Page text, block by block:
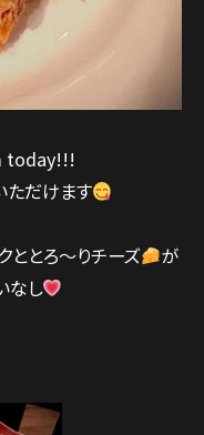
today!!!
ただけます
ととろ～りチーズ
が
なし